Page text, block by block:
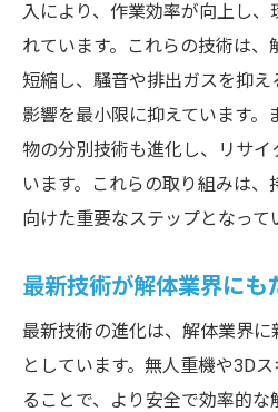
最新の安全対策技術
見学で知る安全性向
現場見学がもたらす
最新の安全対策が解
内装解体の流れや工期に
入により、作業効率が向上し、
れています。これらの技術は、
短縮し、騒音や排出ガスを抑
影響を最小限に抑えています。
物の分別技術も進化し、リサ
います。これらの取り組みは
向けた重要なステップとなって
最新技術が解体業界にも
最新技術の進化は、解体業界に
としています。無人重機や3D
ることで、より安全で効率的な